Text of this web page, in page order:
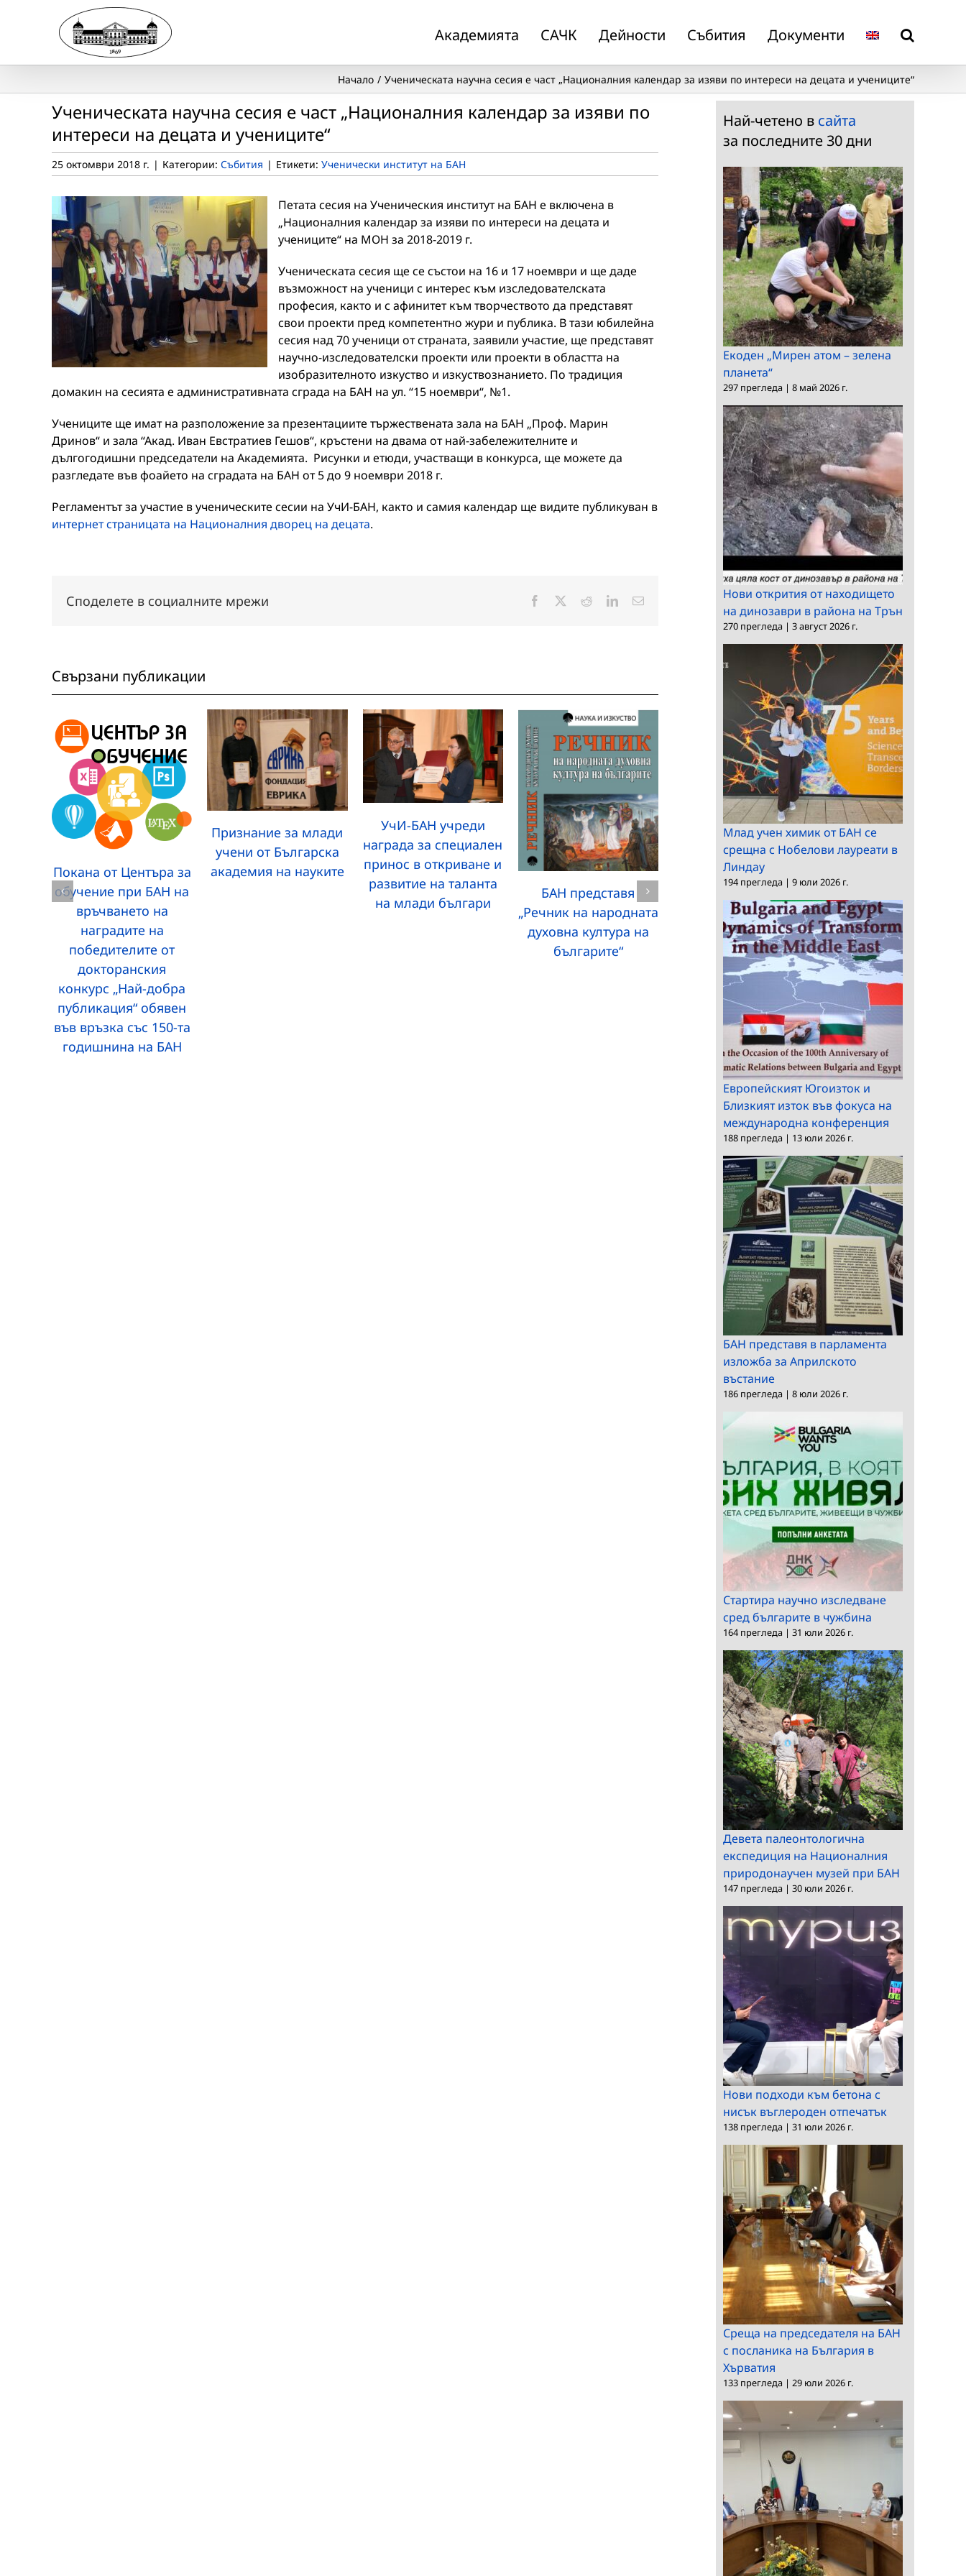
Академията САЧК Дейности Събития Документи
Начало Ученическата научна сесия е част „Националния календар за изяви по интереси на децата и учениците“
Ученическата научна сесия е част „Националния календар за изяви по
интереси на децата и учениците“
25 октомври 2018 г. | Категории: Събития | Етикети: Ученически институт на БАН
Петата сесия на Ученическия институт на БАН е включена в
„Националния календар за изяви по интереси на децата и
учениците“ на МОН за 2018-2019 г.
Ученическата сесия ще се състои на 16 и 17 ноември и ще даде
възможност на ученици с интерес към изследователската
професия, както и с афинитет към творчеството да представят
свои проекти пред компетентно жури и публика. В тази юбилейна
сесия над 70 ученици от страната, заявили участие, ще представят
научно-изследователски проекти или проекти в областта на
изобразителното изкуство и изкуствознанието. По традиция
домакин на сесията е административната сграда на БАН на ул. “15 ноември“, №1.
Учениците ще имат на разположение за презентациите тържествената зала на БАН „Проф. Марин
Дринов“ и зала “Акад. Иван Евстратиев Гешов“, кръстени на двама от най-забележителните и
дългогодишни председатели на Академията. Рисунки и етюди, участващи в конкурса, ще можете да
разгледате във фоайето на сградата на БАН от 5 до 9 ноември 2018 г.
Регламентът за участие в ученическите сесии на УчИ-БАН, както и самия календар ще видите публикуван в
интернет страницата на Националния дворец на децата.
Споделете в социалните мрежи Facebook RedditLinkedInЕлектронна
Свързани публикации
Покана от Центъра за
обучение при БАН на
връчването на
наградите на
победителите от
докторанския
конкурс „Най-добра
публикация“ обявен
във връзка със 150-та
годишнина на БАН
Признание за млади
учени от Българска
академия на науките
УчИ-БАН учреди
награда за специален
принос в откриване и
развитие на таланта
на млади българи
БАН представя
„Речник на народната
духовна култура на
българите“
БАН се включи в
шествието по случай
Деня на славянската
писменост – 24 май
Ученическият
институт на БАН
проведе семинар за
Най-четено в сайта
за последните 30 дни
Екоден „Мирен атом – зелена
планета“
297 прегледа | 8 май 2026 г.
Нови открития от находището
на динозаври в района на Трън
270 прегледа | 3 август 2026 г.
Млад учен химик от БАН се
срещна с Нобелови лауреати в
Линдау
194 прегледа | 9 юли 2026 г.
Европейският Югоизток и
Близкият изток във фокуса на
международна конференция
188 прегледа | 13 юли 2026 г.
БАН представя в парламента
изложба за Априлското
въстание
186 прегледа | 8 юли 2026 г.
Стартира научно изследване
сред българите в чужбина
164 прегледа | 31 юли 2026 г.
Девета палеонтологична
експедиция на Националния
природонаучен музей при БАН
147 прегледа | 30 юли 2026 г.
Нови подходи към бетона с
нисък въглероден отпечатък
138 прегледа | 31 юли 2026 г.
Среща на председателя на БАН
с посланика на България в
Хърватия
133 прегледа | 29 юли 2026 г.